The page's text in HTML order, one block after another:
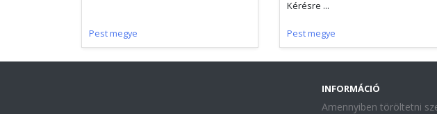
Pest megye
Kérésre ...
Pest megye
INFORMÁCIÓ
Amennyiben töröltetni